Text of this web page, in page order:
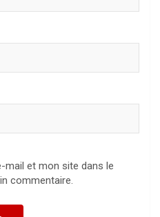
mail et mon site dans le
commentaire.